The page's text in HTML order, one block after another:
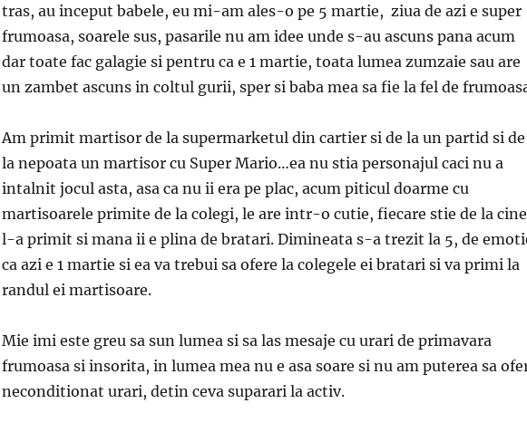
tras, au inceput babele, eu mi-am ales-o pe 5 martie, ziua de azi e super
frumoasa, soarele sus, pasarile nu am idee unde s-au ascuns pana acum
dar toate fac galagie si pentru ca e 1 martie, toata lumea zumzaie sau are
un zambet ascuns in coltul gurii, sper si baba mea sa fie la fel de
Am primit martisor de la supermarketul din cartier si de la un partid si de
la nepoata un martisor cu Super Mario…ea nu stia personajul caci nu a
intalnit jocul asta, asa ca nu ii era pe plac, acum piticul doarme cu
martisoarele primite de la colegi, le are intr-o cutie, fiecare stie de la cine
l-a primit si mana ii e plina de bratari. Dimineata s-a trezit la 5, de
ca azi e 1 martie si ea va trebui sa ofere la colegele ei bratari si va primi la
randul ei martisoare.
Mie imi este greu sa sun lumea si sa las mesaje cu urari de primavara
frumoasa si insorita, in lumea mea nu e asa soare si nu am puterea sa
neconditionat urari, detin ceva suparari la activ.